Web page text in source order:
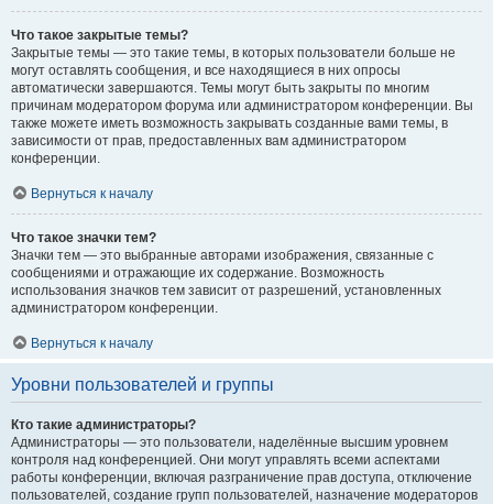
Что такое закрытые темы?
Закрытые темы — это такие темы, в которых пользователи больше не
могут оставлять сообщения, и все находящиеся в них опросы
автоматически завершаются. Темы могут быть закрыты по многим
причинам модератором форума или администратором конференции. Вы
также можете иметь возможность закрывать созданные вами темы, в
зависимости от прав, предоставленных вам администратором
конференции.
Вернуться к началу
Что такое значки тем?
Значки тем — это выбранные авторами изображения, связанные с
сообщениями и отражающие их содержание. Возможность
использования значков тем зависит от разрешений, установленных
администратором конференции.
Вернуться к началу
Уровни пользователей и группы
Кто такие администраторы?
Администраторы — это пользователи, наделённые высшим уровнем
контроля над конференцией. Они могут управлять всеми аспектами
работы конференции, включая разграничение прав доступа, отключение
пользователей, создание групп пользователей, назначение модераторов